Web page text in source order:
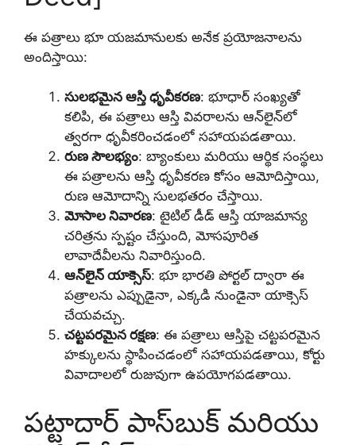
ఈ పత్రాలు భూ యజమానులకు అనేక ప్రయోజనాలను
అందిస్తాయి:
సులభమైన ఆస్తి ధృవీకరణ: భూధార్ సంఖ్యతో
కలిపి, ఈ పత్రాలు ఆస్తి వివరాలను ఆన్‌లైన్‌లో
త్వరగా ధృవీకరించడంలో సహాయపడతాయి.
రుణ సౌలభ్యం: బ్యాంకులు మరియు ఆర్థిక సంస్థలు
ఈ పత్రాలను ఆస్తి ధృవీకరణ కోసం ఆమోదిస్తాయి,
రుణ ఆమోదాన్ని సులభతరం చేస్తాయి.
మోసాల నివారణ: టైటిల్ డీడ్ ఆస్తి యాజమాన్య
చరిత్రను స్పష్టం చేస్తుంది, మోసపూరిత
లావాదేవీలను నివారిస్తుంది.
ఆన్‌లైన్ యాక్సెస్: భూ భారతి పోర్టల్ ద్వారా ఈ
పత్రాలను ఎప్పుడైనా, ఎక్కడి నుండైనా యాక్సెస్
చేయవచ్చు.
చట్టపరమైన రక్షణ: ఈ పత్రాలు ఆస్తిపై చట్టపరమైన
హక్కులను స్థాపించడంలో సహాయపడతాయి, కోర్టు
వివాదాలలో రుజువుగా ఉపయోగపడతాయి.
పట్టాదార్ పాస్‌బుక్ మరియు